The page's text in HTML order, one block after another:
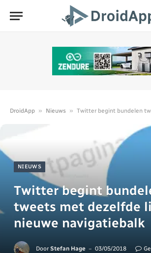
DroidApp » Nieuws » Twitter begint bundelen tweets met
NIEUWS
Twitter begint
tweets met dezelfde
nieuwe navigatiebalk
Door Stefan Hage 03/05/2018